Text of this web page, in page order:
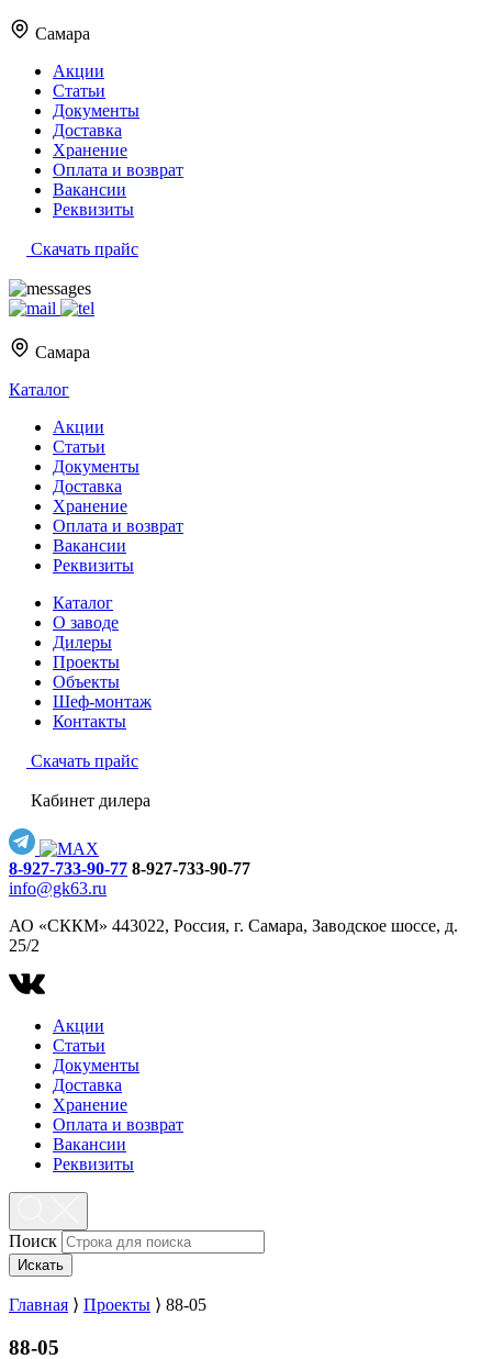
Самара
Акции
Статьи
Документы
Доставка
Хранение
Оплата и возврат
Вакансии
Реквизиты
Скачать прайс
Самара
Каталог
Акции
Статьи
Документы
Доставка
Хранение
Оплата и возврат
Вакансии
Реквизиты
Каталог
О заводе
Дилеры
Проекты
Объекты
Шеф-монтаж
Контакты
Скачать прайс
Кабинет дилера
8-927-733-90-77 8-927-733-90-77
info@gk63.ru
АО «СККМ» 443022, Россия, г. Самара, Заводское шоссе, д.
25/2
Акции
Статьи
Документы
Доставка
Хранение
Оплата и возврат
Вакансии
Реквизиты
Поиск
Искать
Главная ⟩ Проекты ⟩ 88-05
88-05